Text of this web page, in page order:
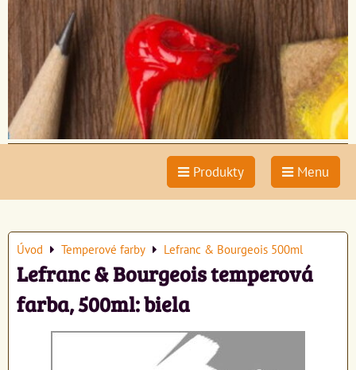
Produkty Menu
Úvod Temperové farby Lefranc & Bourgeois 500ml
Lefranc & Bourgeois temperová
farba, 500ml: biela